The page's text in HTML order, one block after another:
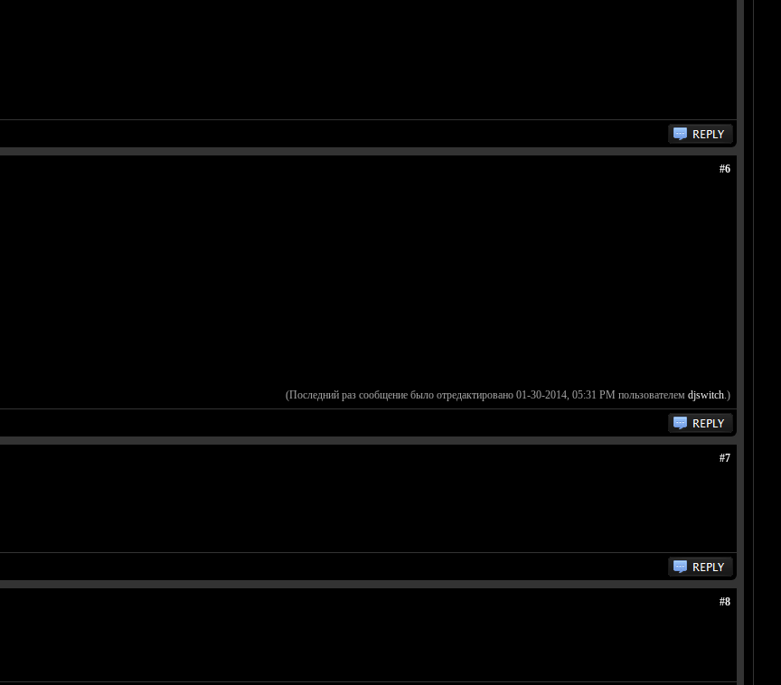
#6
(Последний раз сообщение было отредактировано 01-30-2014, 05:31 PM пользователем djswitch.)
#7
#8